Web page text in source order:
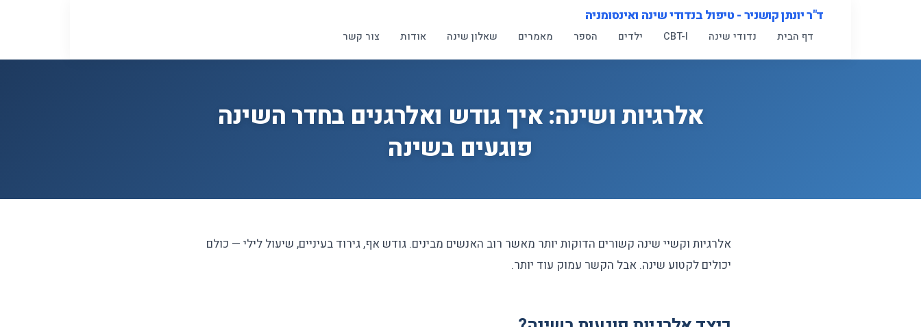
ד"ר יונתן קושניר - טיפול בנדודי שינה ואינסומניה
דף הבית נדודי שינה CBT-I ילדים הספר מאמרים שאלון שינה אודות צור קשר
אלרגיות ושינה: איך גודש ואלרגנים בחדר השינה
פוגעים בשינה
אלרגיות וקשיי שינה קשורים הדוקות יותר מאשר רוב האנשים מבינים. גודש אף, גירוד בעיניים, שיעול לילי — כולם
יכולים לקטוע שינה. אבל הקשר עמוק עוד יותר.